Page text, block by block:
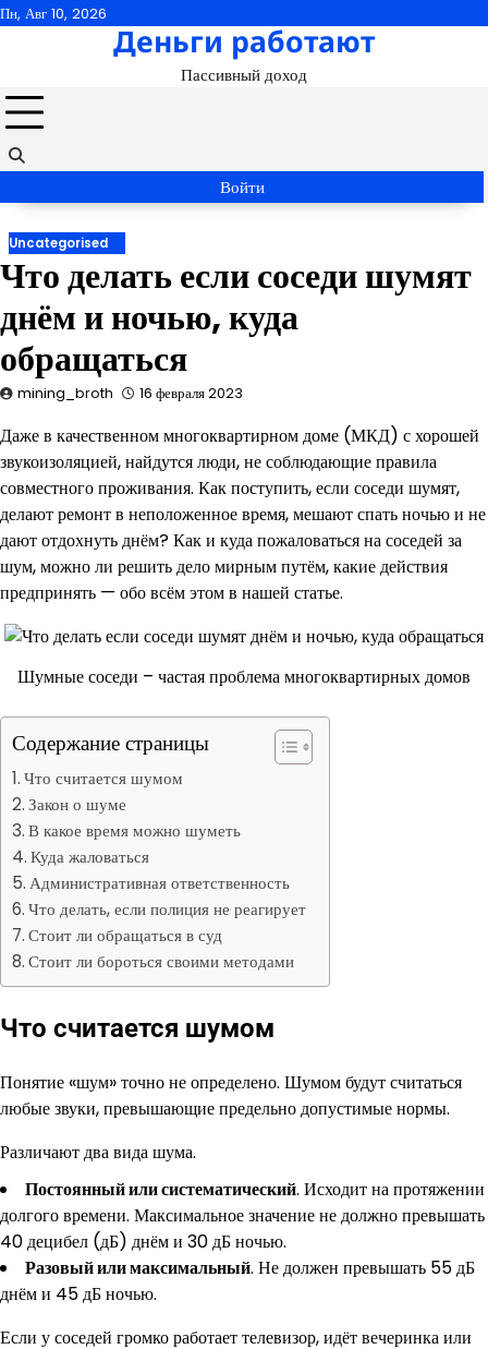
Перейти
Пн, Авг 10, 2026
Деньги работают
Пассивный доход
Войти
Uncategorised
Что делать если соседи шумят
днём и ночью, куда
обращаться
mining_broth 16 февраля 2023
Даже в качественном многоквартирном доме (МКД) с хорошей
звукоизоляцией, найдутся люди, не соблюдающие правила
совместного проживания. Как поступить, если соседи шумят,
делают ремонт в неположенное время, мешают спать ночью и не
дают отдохнуть днём? Как и куда пожаловаться на соседей за
шум, можно ли решить дело мирным путём, какие действия
предпринять — обо всём этом в нашей статье.
Шумные соседи – частая проблема многоквартирных домов
Содержание страницы
Что считается шумом
Закон о шуме
В какое время можно шуметь
Куда жаловаться
Административная ответственность
Что делать, если полиция не реагирует
Стоит ли обращаться в суд
Стоит ли бороться своими методами
Что считается шумом
Понятие «шум» точно не определено. Шумом будут считаться
любые звуки, превышающие предельно допустимые нормы.
Различают два вида шума.
Постоянный или систематический. Исходит на протяжении
долгого времени. Максимальное значение не должно превышать
40 децибел (дБ) днём и 30 дБ ночью.
Разовый или максимальный. Не должен превышать 55 дБ
днём и 45 дБ ночью.
Если у соседей громко работает телевизор, идёт вечеринка или